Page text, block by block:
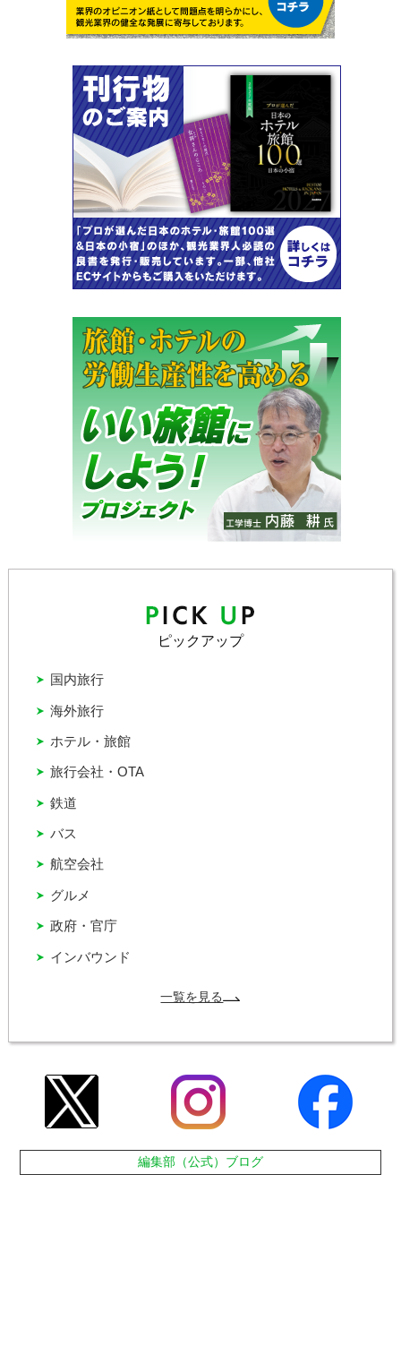
ピックアップ
インバウンド
グルメ
バス
ホテル・旅館
国内旅行
政府・官庁
旅行会社・OTA
海外旅行
航空会社
鉄道
一覧を見る
編集部（公式）ブログ